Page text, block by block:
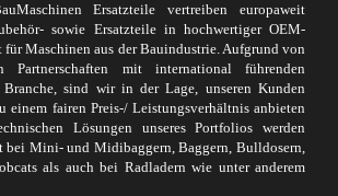
Ersatzteile vertreiben europaweit
sowie Ersatzteile in hochwertiger OEM-
für Maschinen aus der Bauindustrie. Aufgrund von
Partnerschaften mit international führenden
Branche, sind wir in der Lage, unseren Kunden
einem fairen Preis-/ Leistungsverhältnis anbieten
Lösungen unseres Portfolios werden
bei Mini- und Midibaggern, Baggern, Bulldosern,
als auch bei Radladern wie unter anderem